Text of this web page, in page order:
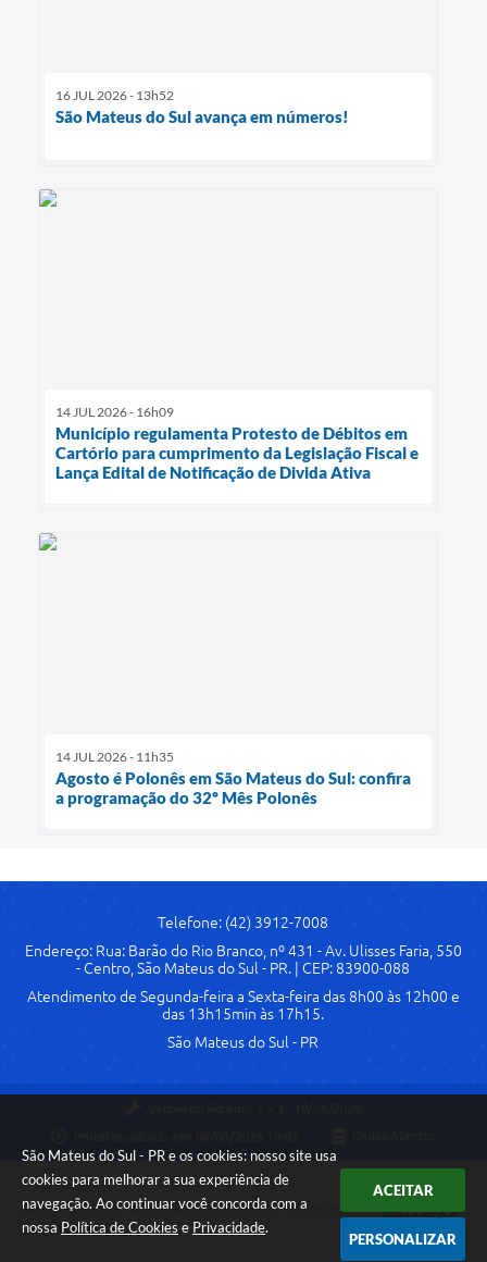
São Mateus do Sul - PR e os cookies: nosso site usa
cookies para melhorar a sua experiência de
navegação. Ao continuar você concorda com a
nossa Política de Cookies e Privacidade.
ACEITAR
PERSONALIZAR
16 JUL 2026 - 13h52
São Mateus do Sul avança em números!
14 JUL 2026 - 16h09
Município regulamenta Protesto de Débitos em
Cartório para cumprimento da Legislação Fiscal e
Lança Edital de Notificação de Divida Ativa
14 JUL 2026 - 11h35
Agosto é Polonês em São Mateus do Sul: confira
a programação do 32º Mês Polonês
Telefone: (42) 3912-7008
Endereço: Rua: Barão do Rio Branco, nº 431 - Av. Ulisses Faria, 550
- Centro, São Mateus do Sul - PR. | CEP: 83900-088
Atendimento de Segunda-feira a Sexta-feira das 8h00 às 12h00 e
das 13h15min às 17h15.
São Mateus do Sul - PR
Copyright Instar - 2006-2026. Todos os direitos reservados -
Instar Tecnologia